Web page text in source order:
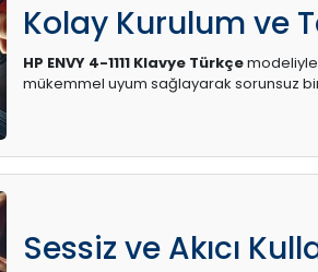
Kolay Kurulum ve
HP ENVY 4-1111 Klavye Türkçemodeliyle
mükemmel uyum sağlayarak sorunsuz
Sessiz ve Akıcı